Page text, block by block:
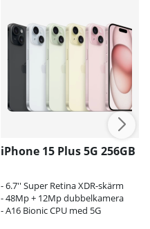
iPhone 15 Plus 5G 256GB
- 6.7'' Super Retina XDR-skärm
- 48Mp + 12Mp dubbelkamera
- A16 Bionic CPU med 5G